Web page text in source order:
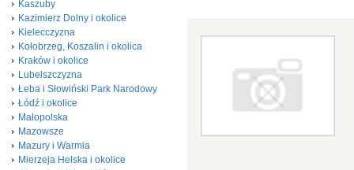
Kaszuby
Kazimierz Dolny i okolice
Kielecczyzna
Kołobrzeg, Koszalin i okolica
Kraków i okolice
Lubelszczyzna
Łeba i Słowiński Park Narodowy
Łódź i okolice
Małopolska
Mazowsze
Mazury i Warmia
Mierzeja Helska i okolice